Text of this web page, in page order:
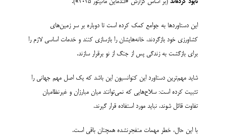
نابود کرده‌اند (بر اساس گزارش «لندماین مانیتور ۲۰۲۵»).
این دستاوردها به جوامع کمک کرده است تا دوباره بر سر زمین‌های
کشاورزی خود بازگردند، خانه‌هایشان را بازسازی کنند و خدمات اساسی لازم را
برای بازگشت به زندگی پس از جنگ از نو برقرار سازند.
شاید مهم‌ترین دستاورد این کنوانسیون این باشد که یک اصل مهم جهانی را
تثبیت کرده است: سلاح‌هایی که نمی‌توانند میان مبارزان و غیرنظامیان
تفاوت قائل شوند، نباید مورد استفاده قرار گیرند.
با این حال، خطر مهمات منفجرنشده همچنان باقی است.